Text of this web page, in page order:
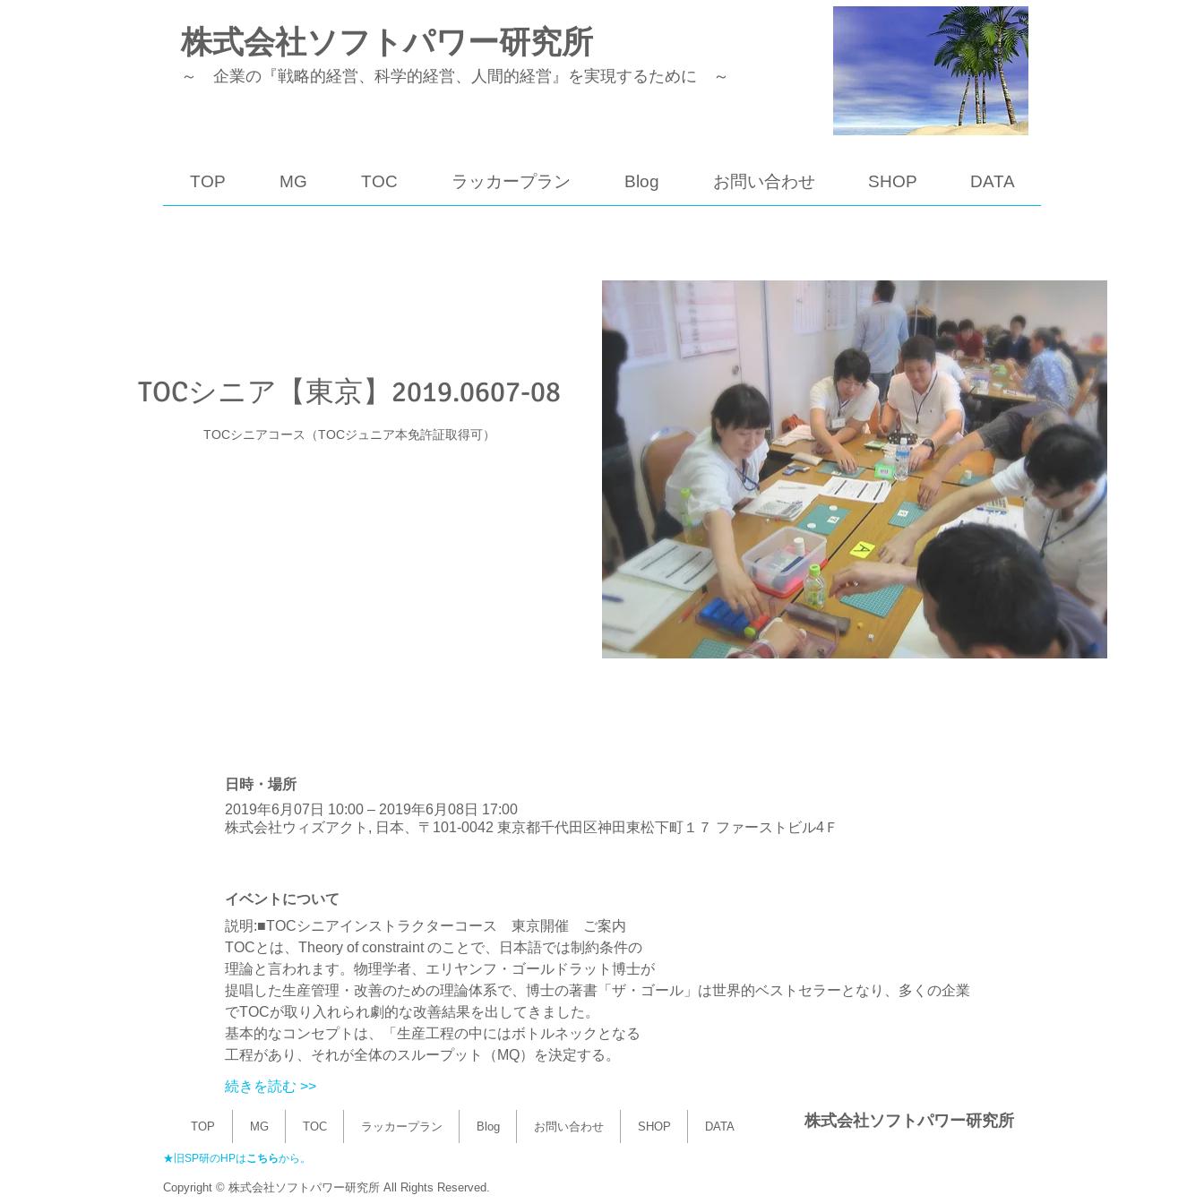
株式会社ソフトパワー研究所
～ 企業の『戦略的経営、科学的経営、人間的経営』を実現するために ～
TOP MG TOC ラッカープラン Blog お問い合わせ SHOP DATA
TOCシニア【東京】2019.0607-08
TOCシニアコース（TOCジュニア本免許証取得可）
日時・場所
2019年6月07日 10:00 – 2019年6月08日 17:00
株式会社ウィズアクト, 日本、〒101-0042 東京都千代田区神田東松下町１７ ファーストビル4Ｆ
イベントについて
TOCとは、Theory of constraint のことで、日本語では制約条件の
理論と言われます。物理学者、エリヤンフ・ゴールドラット博士が
提唱した生産管理・改善のための理論体系で、博士の著書「ザ・ゴール」は世界的ベストセラーとなり、多くの企業
続きを読む >>
TOP MG TOC ラッカープラン Blog お問い合わせ SHOP DATA 株式会社ソフトパワー研究所
★​旧SP研のHPはこちらから。
Copyright © 株式会社 ソフトパワー研究所 All Rights Reserved.